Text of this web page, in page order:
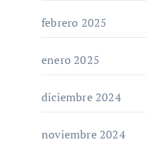
febrero 2025
enero 2025
diciembre 2024
noviembre 2024